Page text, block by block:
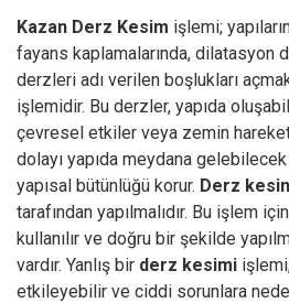
Kazan Derz Kesim işlemi;
fayans kaplamalarında, dilatasyon
derzleri adı verilen boşlukları
işlemidir. Bu derzler, yapıda
çevresel etkiler veya zemin
dolayı yapıda meydana
yapısal bütünlüğü korur. Derz
tarafından yapılmalıdır. Bu işlem için
kullanılır ve doğru bir şekilde
vardır. Yanlış bir derz kesimi
etkileyebilir ve ciddi sorunlara